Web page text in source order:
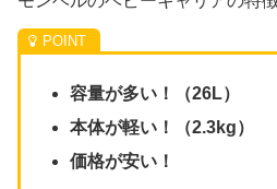
容量が多い！（26L）
本体が軽い！（2.3kg）
価格が安い！